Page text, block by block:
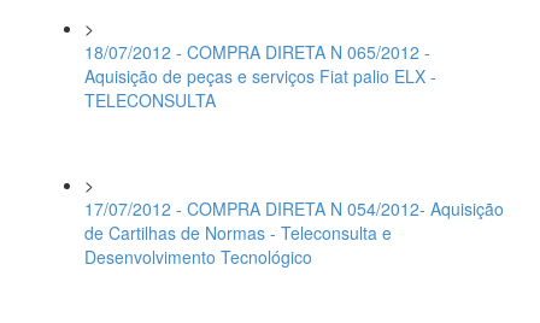
>
18/07/2012 - COMPRA DIRETA N 065/2012 -
Aquisição de peças e serviços Fiat palio ELX -
TELECONSULTA
>
17/07/2012 - COMPRA DIRETA N 054/2012- Aquisição
de Cartilhas de Normas - Teleconsulta e
Desenvolvimento Tecnológico